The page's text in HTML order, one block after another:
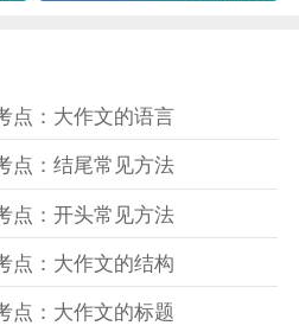
点：大作文的语言
点：结尾常见方法
点：开头常见方法
点：大作文的结构
点：大作文的标题